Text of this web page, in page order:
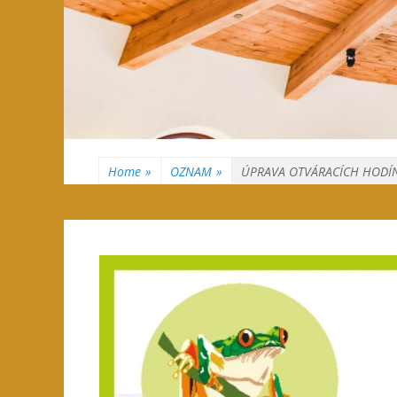
Home » OZNAM » ÚPRAVA OTVÁRACÍCH